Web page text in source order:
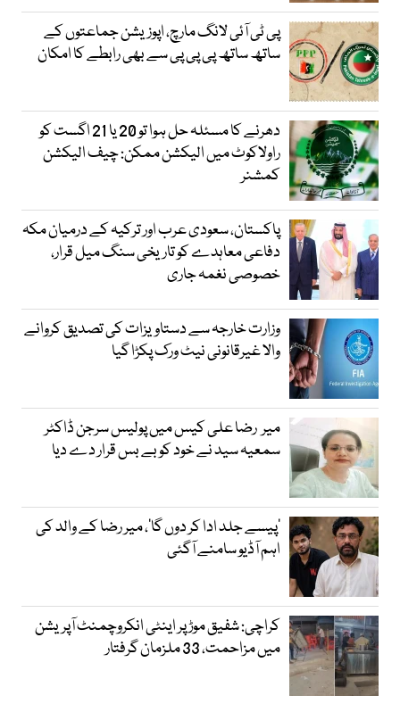
پی ٹی آئی لانگ مارچ، اپوزیشن جماعتوں کے
ساتھ ساتھ پی پی پی سے بھی رابطے کا امکان
دھرنے کا مسئلہ حل ہوا تو 20 یا 21 اگست کو
راولاکوٹ میں الیکشن ممکن: چیف الیکشن
کمشنر
پاکستان، سعودی عرب اور ترکیہ کے درمیان مکہ
دفاعی معاہدے کو تاریخی سنگ میل قرار،
خصوصی نغمہ جاری
وزارت خارجہ سے دستاویزات کی تصدیق کروانے
والا غیرقانونی نیٹ ورک پکڑا گیا
میر رضا علی کیس میں پولیس سرجن ڈاکٹر
سمعیہ سید نے خود کو بے بس قرار دے دیا
’پیسے جلد ادا کر دوں گا‘، میر رضا کے والد کی
اہم آڈیو سامنے آگئی
کراچی: شفیق موڑ پر اینٹی انکروچمنٹ آپریشن
میں مزاحمت، 33 ملزمان گرفتار